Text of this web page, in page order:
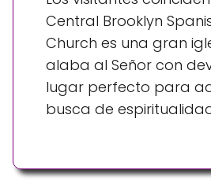
Central Brooklyn
Church es una gran
alaba al Señor con
lugar perfecto para
busca de